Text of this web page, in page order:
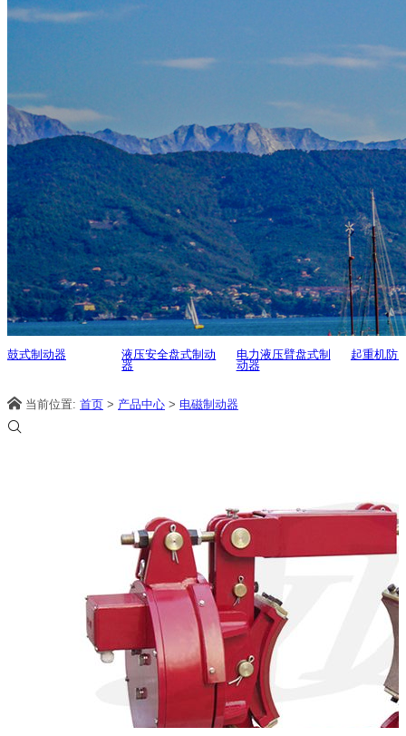
鼓式制动器
液压安全盘式制动
器
电力液压臂盘式制
动器
起重机防
当前位置: 首页 > 产品中心 > 电磁制动器